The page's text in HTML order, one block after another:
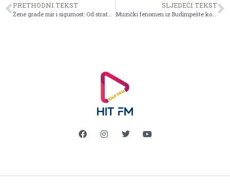
PRETHODNI TEKST SLJEDEĆI TEKST
Muzički fenomen iz Budimpešte koji je osvojio svijet: „Sto romskih violina“ prvi put u Sarajevu!